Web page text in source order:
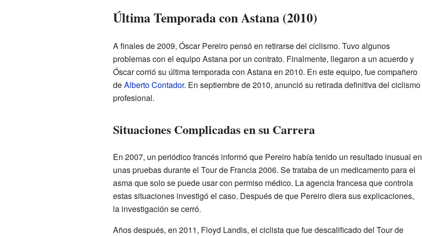
Última Temporada con Astana (2010)
A finales de 2009, Óscar Pereiro pensó en retirarse del ciclismo. Tuvo algunos
problemas con el equipo Astana por un contrato. Finalmente, llegaron a un acuerdo y
Óscar corrió su última temporada con Astana en 2010. En este equipo, fue compañero
deAlberto Contador. En septiembre de 2010, anunció su retirada definitiva del ciclismo
profesional.
Situaciones Complicadas en su Carrera
En 2007, un periódico francés informó que Pereiro había tenido un resultado inusual en
unas pruebas durante el Tour de Francia 2006. Se trataba de un medicamento para el
asma que solo se puede usar con permiso médico. La agencia francesa que controla
estas situaciones investigó el caso. Después de que Pereiro diera sus explicaciones,
la investigación se cerró.
Años después, en 2011, Floyd Landis, el ciclista que fue descalificado del Tour de